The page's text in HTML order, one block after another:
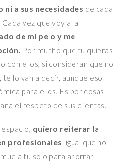
ni a sus necesidades de cada
vez que voy a la
de mi pelo y me
Por mucho que tu quieras
con ellos, si consideran que no
lo van a decir, aunque eso
para ellos. Es por cosas
el respeto de sus clientas.
quiero reiterar la
profesionales , igual que no
tu solo para ahorrar